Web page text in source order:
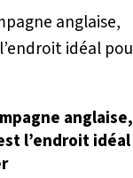
anglaise,
l’endroit idéal